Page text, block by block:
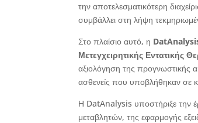
την αποτελεσματικότερη
συμβάλλει στη λήψη
Στο πλαίσιο αυτό, η
Μετεγχειρητικής Εντατικής
αξιολόγηση της προγνωστικής
ασθενείς που υποβλήθηκαν σε
Η DatAnalysis υποστήριξε την
μεταβλητών, της εφαρμογής